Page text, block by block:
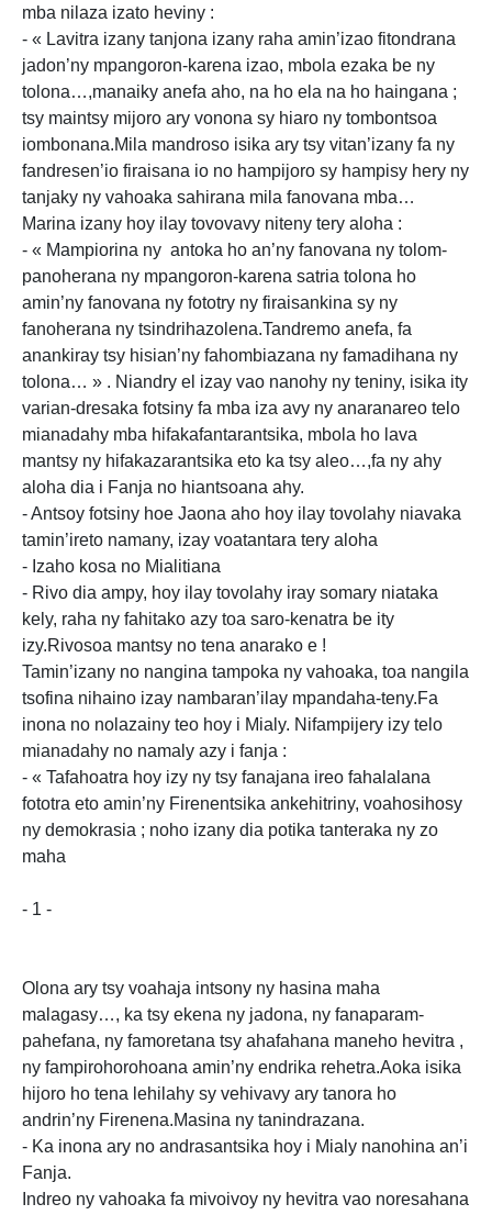
mba nilaza izato heviny :
- « Lavitra izany tanjona izany raha amin’izao fitondrana
jadon’ny mpangoron-karena izao, mbola ezaka be ny
tolona…,manaiky anefa aho, na ho ela na ho haingana ;
tsy maintsy mijoro ary vonona sy hiaro ny tombontsoa
iombonana.Mila mandroso isika ary tsy vitan’izany fa ny
fandresen’io firaisana io no hampijoro sy hampisy hery ny
tanjaky ny vahoaka sahirana mila fanovana mba…
Marina izany hoy ilay tovovavy niteny tery aloha :
- « Mampiorina ny antoka ho an’ny fanovana ny tolom-
panoherana ny mpangoron-karena satria tolona ho
amin’ny fanovana ny fototry ny firaisankina sy ny
fanoherana ny tsindrihazolena.Tandremo anefa, fa
anankiray tsy hisian’ny fahombiazana ny famadihana ny
tolona… » . Niandry el izay vao nanohy ny teniny, isika ity
varian-dresaka fotsiny fa mba iza avy ny anaranareo telo
mianadahy mba hifakafantarantsika, mbola ho lava
mantsy ny hifakazarantsika eto ka tsy aleo…,fa ny ahy
aloha dia i Fanja no hiantsoana ahy.
- Antsoy fotsiny hoe Jaona aho hoy ilay tovolahy niavaka
tamin’ireto namany, izay voatantara tery aloha
- Izaho kosa no Mialitiana
- Rivo dia ampy, hoy ilay tovolahy iray somary niataka
kely, raha ny fahitako azy toa saro-kenatra be ity
izy.Rivosoa mantsy no tena anarako e !
Tamin’izany no nangina tampoka ny vahoaka, toa nangila
tsofina nihaino izay nambaran’ilay mpandaha-teny.Fa
inona no nolazainy teo hoy i Mialy. Nifampijery izy telo
mianadahy no namaly azy i fanja :
- « Tafahoatra hoy izy ny tsy fanajana ireo fahalalana
fototra eto amin’ny Firenentsika ankehitriny, voahosihosy
ny demokrasia ; noho izany dia potika tanteraka ny zo
maha
- 1 -
Olona ary tsy voahaja intsony ny hasina maha
malagasy…, ka tsy ekena ny jadona, ny fanaparam-
pahefana, ny famoretana tsy ahafahana maneho hevitra ,
ny fampirohorohoana amin’ny endrika rehetra.Aoka isika
hijoro ho tena lehilahy sy vehivavy ary tanora ho
andrin’ny Firenena.Masina ny tanindrazana.
- Ka inona ary no andrasantsika hoy i Mialy nanohina an’i
Fanja.
Indreo ny vahoaka fa mivoivoy ny hevitra vao noresahana